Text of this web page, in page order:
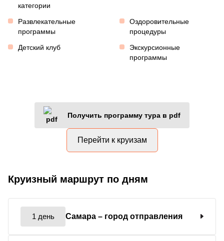
категории
Развлекательные
программы
Оздоровительные
процедуры
Детский клуб
Экскурсионные
программы
Получить программу тура в pdf
Перейти к круизам
Круизный маршрут по дням
1 день Самара – город отправления